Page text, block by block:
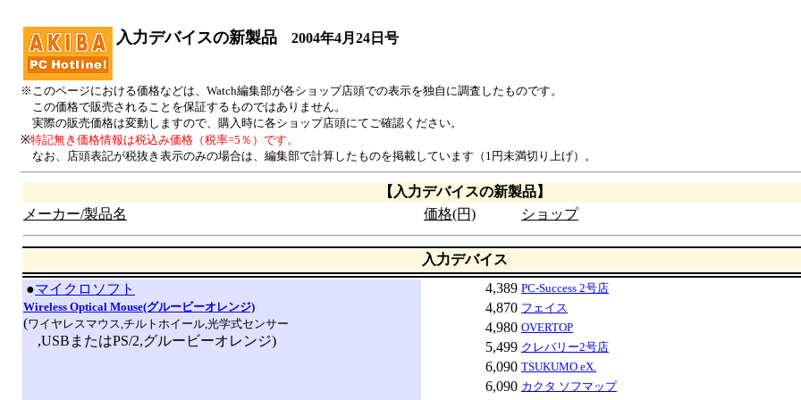
入力デバイスの新製品 2004年4月24日号
※このページにおける価格などは、Watch編集部が各ショップ店頭での表示を独自に調査したものです。
この価格で販売されることを保証するものではありません。
実際の販売価格は変動しますので、購入時に各ショップ店頭にてご確認ください。
※特記無き価格情報は税込み価格（税率=5％）です。
なお、店頭表記が税抜き表示のみの場合は、編集部で計算したものを掲載しています（1円未満切り上げ）。
【入力デバイスの新製品】
メーカー/製品名
価格(円) ショップ
入力デバイス
●マイクロソフト
Wireless Optical Mouse(グルービーオレンジ)
(ワイヤレスマウス,チルトホイール,光学式センサー
,USBまたはPS/2,グルービーオレンジ)
4,389 PC-Success 2号店
4,870 フェイス
4,980 OVERTOP
5,499 クレバリー2号店
6,090 TSUKUMO eX.
6,090 カクタ ソフマップ